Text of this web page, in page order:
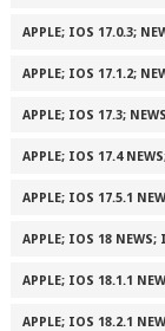
APPLE; IOS 17.0.3;
APPLE; IOS 17.1.2;
APPLE; IOS 17.3;
APPLE; IOS 17.4
APPLE; IOS 17.5.1
APPLE; IOS 18 NEWS;
APPLE; IOS 18.1.1
APPLE; IOS 18.2.1